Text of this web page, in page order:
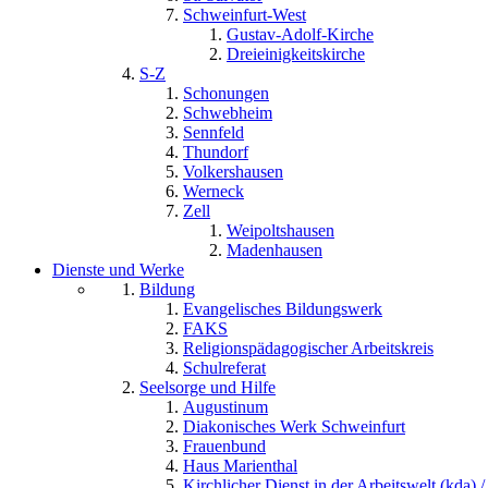
Schweinfurt-West
Gustav-Adolf-Kirche
Dreieinigkeitskirche
S-Z
Schonungen
Schwebheim
Sennfeld
Thundorf
Volkershausen
Werneck
Zell
Weipoltshausen
Madenhausen
Dienste und Werke
Bildung
Evangelisches Bildungswerk
FAKS
Religionspädagogischer Arbeitskreis
Schulreferat
Seelsorge und Hilfe
Augustinum
Diakonisches Werk Schweinfurt
Frauenbund
Haus Marienthal